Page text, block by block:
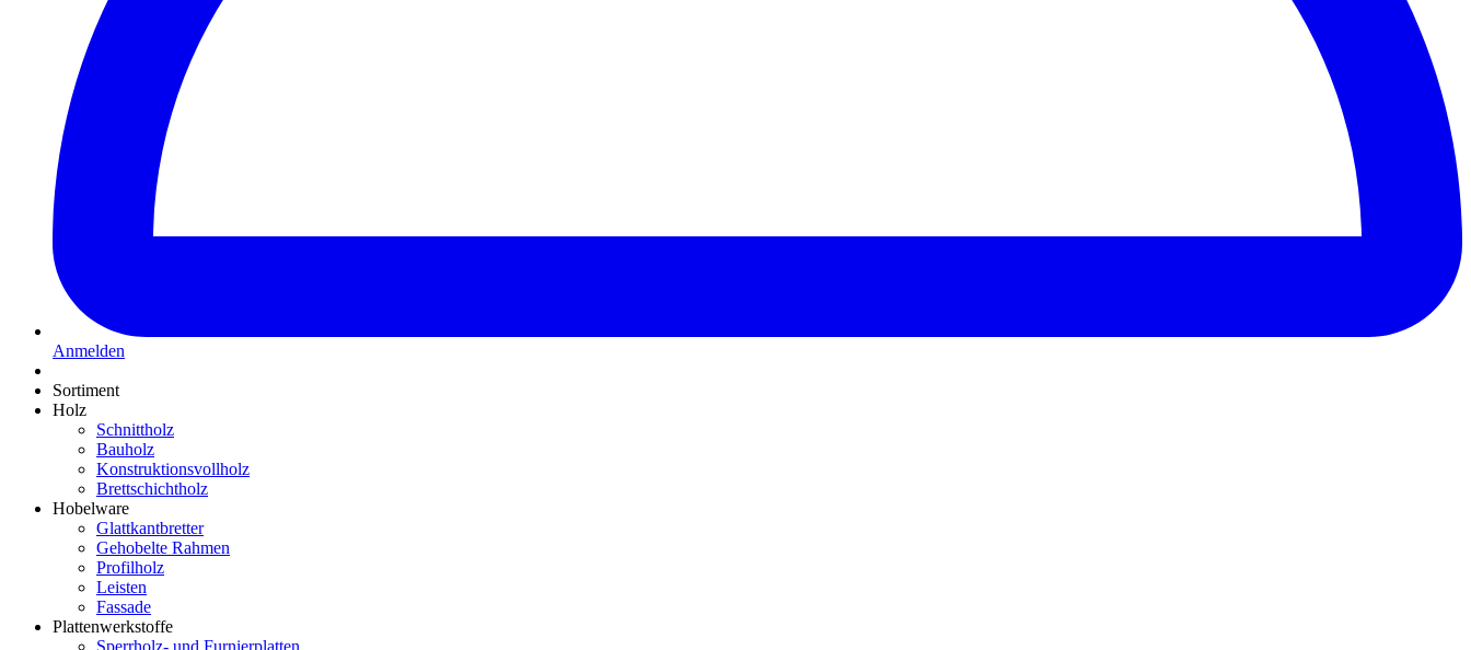
Anmelden
Sortiment
Holz
Schnittholz
Bauholz
Konstruktionsvollholz
Brettschichtholz
Hobelware
Glattkantbretter
Gehobelte Rahmen
Profilholz
Leisten
Fassade
Plattenwerkstoffe
Sperrholz- und Furnierplatten